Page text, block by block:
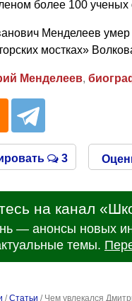
более 100 ученых
Менделеев
мостках»
Менделеев,
3
на канал
— анонсы новых
темы.
/Статьи / Чем увлекался